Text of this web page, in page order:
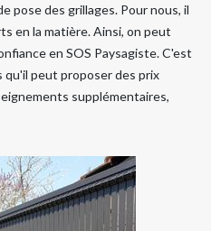
pose des grillages. Pour nous, il
en la matière. Ainsi, on peut
en SOS Paysagiste. C'est
qu'il peut proposer des prix
supplémentaires,